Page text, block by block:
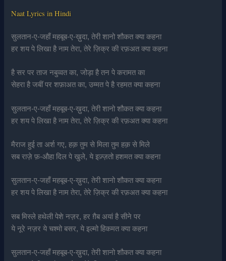
Naat Lyrics in Hindi
सुलतान-ए-जहाँ महबूब-ए-ख़ुदा, तेरी शानो शौकत क्या कहना
हर शय पे लिखा है नाम तेरा, तेरे ज़िक्र की रफ़अत क्या कहना
है सर पर ताज नबुव्वत का, जोड़ा है तन पे करामत का
सेहरा है जबीं पर शफ़ाअत का, उम्मत पे है रहमत क्या कहना
सुलतान-ए-जहाँ महबूब-ए-ख़ुदा, तेरी शानो शौकत क्या कहना
हर शय पे लिखा है नाम तेरा, तेरे ज़िक्र की रफ़अत क्या कहना
मैराज हुई ता अर्श गए, हक़ तुम से मिला तुम हक़ से मिले
सब राज़े फ़-औहा दिल पे खुले, ये इज़्ज़तो हशमत क्या कहना
सुलतान-ए-जहाँ महबूब-ए-ख़ुदा, तेरी शानो शौकत क्या कहना
हर शय पे लिखा है नाम तेरा, तेरे ज़िक्र की रफ़अत क्या कहना
सब मिस्ले हथेली पेशे नज़र, हर ग़ैब अयां है सीने पर
ये नूरे नज़र ये चश्मो बसर, ये इल्मो हिकमत क्या कहना
सुलतान-ए-जहाँ महबूब-ए-ख़ुदा, तेरी शानो शौकत क्या कहना